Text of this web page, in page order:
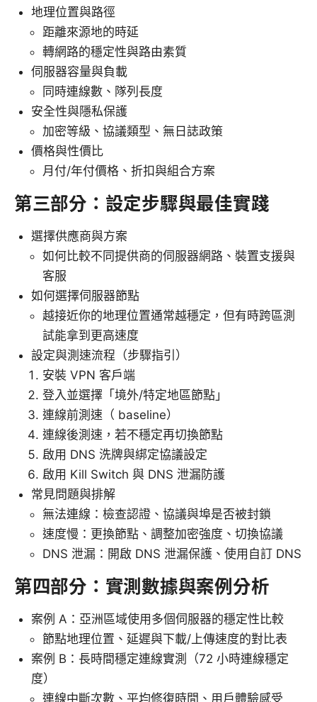
地理位置與路徑
距離來源地的時延
轉網路的穩定性與路由素質
伺服器容量與負載
同時連線數、隊列長度
安全性與隱私保護
加密等級、協議類型、無日誌政策
價格與性價比
月付/年付價格、折扣與組合方案
第三部分：設定步驟與最佳實踐
選擇供應商與方案
如何比較不同提供商的伺服器網路、裝置支援與
客服
如何選擇伺服器節點
越接近你的地理位置通常越穩定，但有時跨區測
試能拿到更高速度
設定與測速流程（步驟指引）
安裝 VPN 客戶端
登入並選擇「境外/特定地區節點」
連線前測速（ baseline）
連線後測速，若不穩定再切換節點
啟用 DNS 洗牌與綁定協議設定
啟用 Kill Switch 與 DNS 泄漏防護
常見問題與排解
無法連線：檢查認證、協議與埠是否被封鎖
速度慢：更換節點、調整加密強度、切換協議
DNS 泄漏：開啟 DNS 泄漏保護、使用自訂 DNS
第四部分：實測數據與案例分析
案例 A：亞洲區域使用多個伺服器的穩定性比較
節點地理位置、延遲與下載/上傳速度的對比表
案例 B：長時間穩定連線實測（72 小時連線穩定
度）
連線中斷次數、平均修復時間、用戶體驗感受